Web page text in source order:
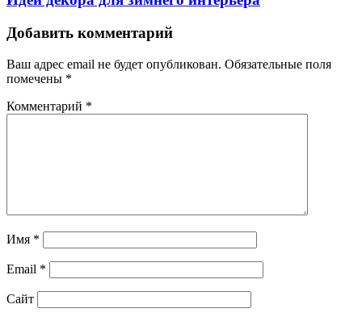
Добавить комментарий
Ваш адрес email не будет опубликован. Обязательные поля
помечены *
Комментарий *
Имя *
Email *
Сайт